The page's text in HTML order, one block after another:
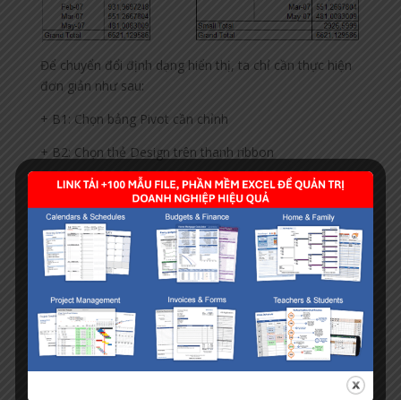
Để chuyển đổi định dạng hiển thị, ta chỉ cần thực hiện
đơn giản như sau:
+ B1: Chọn bảng Pivot cần chỉnh
+ B2: Chọn thẻ Design trên thanh ribbon
+ B3: Chọn Report Layout, sau đó chọn Show in
Tabular form
Các bạn tham khảo hình dưới đây để xem cách chọn
nhé.
Tạo Pivot table bằng phím tắt